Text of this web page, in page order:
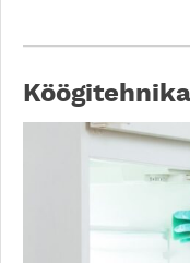
Köögitehnika